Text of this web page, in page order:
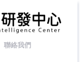
聯絡我們